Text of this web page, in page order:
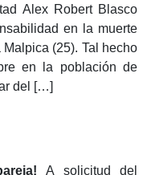
Alex Robert Blasco
en la muerte
(25). Tal hecho
en la población de
del […]
A solicitud del